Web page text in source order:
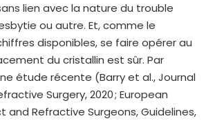
lien avec la nature du trouble
ou autre. Et, comme le
disponibles, se faire opérer au
du cristallin est sûr. Par
étude récente (Barry et al., Journal
Surgery, 2020 ; European
Refractive Surgeons, Guidelines,